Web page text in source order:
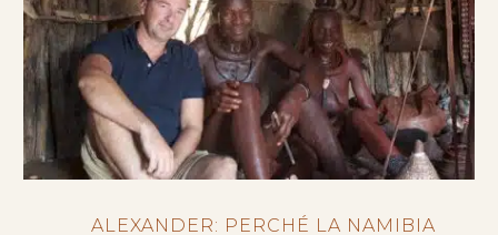
ALEXANDER: PERCHÉ LA NAMIBIA